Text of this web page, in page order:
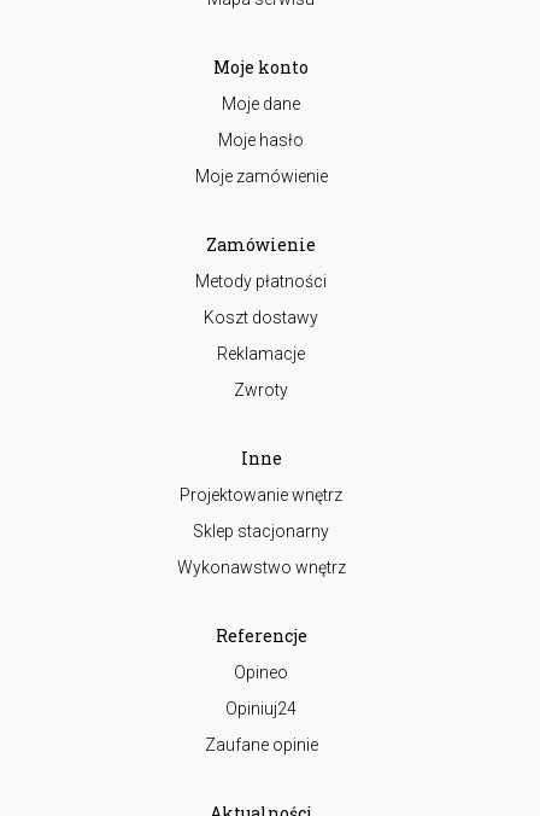
Moje konto
Moje dane
Moje hasło
Moje zamówienie
Zamówienie
Metody płatności
Koszt dostawy
Reklamacje
Zwroty
Inne
Projektowanie wnętrz
Sklep stacjonarny
Wykonawstwo wnętrz
Referencje
Opineo
Opiniuj24
Zaufane opinie